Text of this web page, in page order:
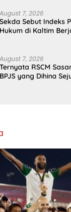
August 7, 2026
Sekda Sebut Indeks
Hukum di Kaltim
August 7, 2026
Ternyata RSCM
BPJS yang Dihina